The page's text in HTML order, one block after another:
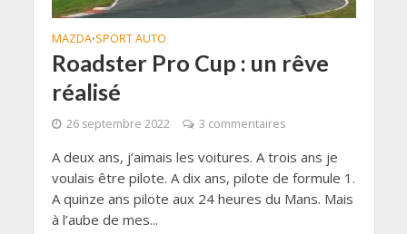
MAZDA•SPORT AUTO
Roadster Pro Cup : un rêve
réalisé
26 septembre 2022 3 commentaires
A deux ans, j’aimais les voitures. A trois ans je
voulais être pilote. A dix ans, pilote de formule 1.
A quinze ans pilote aux 24 heures du Mans. Mais
à l’aube de mes...